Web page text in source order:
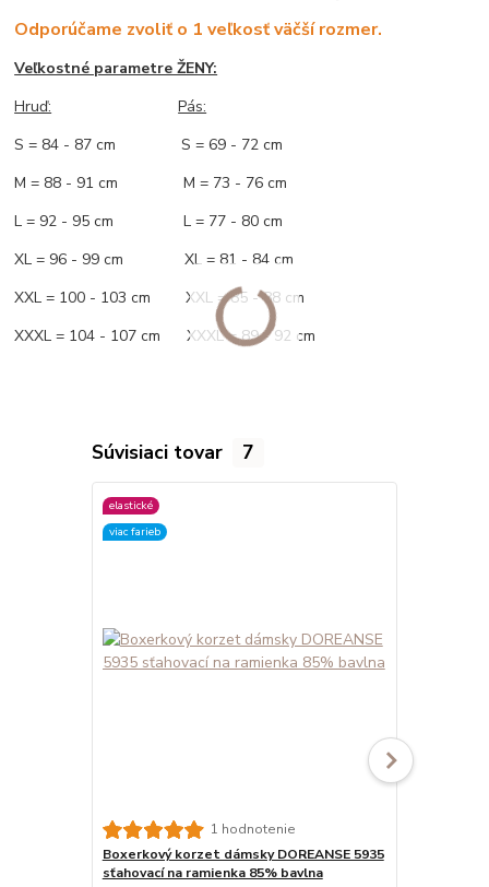
Odporúčame zvoliť o 1 veľkosť väčší rozmer.
Veľkostné parametre ŽENY:
Hruď:
Pás:
S = 84 - 87 cm S = 69 - 72 cm
M = 88 - 91 cm M = 73 - 76 cm
L = 92 - 95 cm L = 77 - 80 cm
XL = 96 - 99 cm XL = 81 - 84 cm
XXL = 100 - 103 cm XXL = 85 - 88 cm
XXXL = 104 - 107 cm XXXL = 89 - 92 cm
Súvisiaci tovar 7
elastické
viac farieb
1 hodnotenie
Boxerkový korzet dámsky DOREANSE 5935
sťahovací na ramienka 85% bavlna